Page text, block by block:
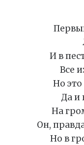
И в
Все
Но
Да и
На
Он,
Но в